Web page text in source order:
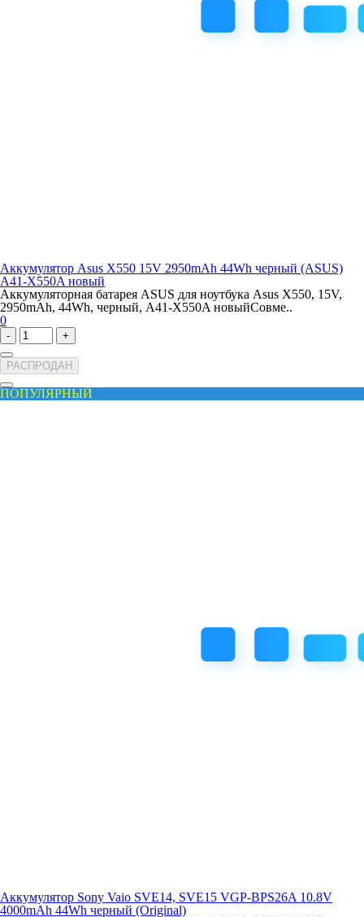
Аккумулятор Asus X550 15V 2950mAh 44Wh черный (ASUS)
A41-X550A новый
Аккумуляторная батарея ASUS для ноутбука Asus X550, 15V,
2950mAh, 44Wh, черный, A41-X550A новыйСовме..
0
- +
РАСПРОДАН
ПОПУЛЯРНЫЙ
Аккумулятор Sony Vaio SVE14, SVE15 VGP-BPS26A 10.8V
4000mAh 44Wh черный (Original)